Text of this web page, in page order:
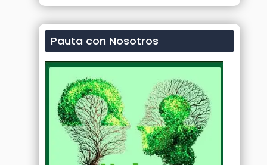
Pauta con Nosotros